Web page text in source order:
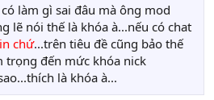
làm gì sai đâu mà ông mod
lẽ nói thế là khóa à...nếu có chat
chứ...trên tiêu đề cũng bảo thế
trọng đến mức khóa nick
là khóa à...